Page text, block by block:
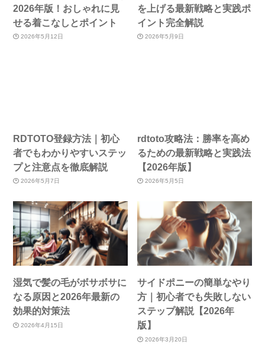
2026年版！おしゃれに見
せる着こなしとポイント
2026年5月12日
を上げる最新戦略と実践ポ
イント完全解説
2026年5月9日
RDTOTO登録方法｜初心
者でもわかりやすいステッ
プと注意点を徹底解説
2026年5月7日
rdtoto攻略法：勝率を高め
るための最新戦略と実践法
【2026年版】
2026年5月5日
湿気で髪の毛がボサボサに
なる原因と2026年最新の
効果的対策法
2026年4月15日
サイドポニーの簡単なやり
方｜初心者でも失敗しない
ステップ解説【2026年
版】
2026年3月20日